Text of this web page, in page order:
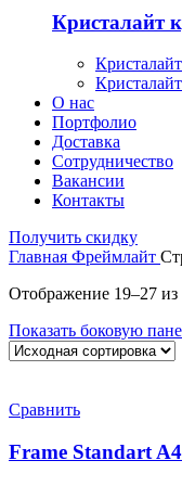
Кристалайт
О нас
Портфолио
Доставка
Сотрудничество
Вакансии
Контакты
Получить скидку
Главная Фреймлайт
Отображение 19–27 из
Показать боковую
Сравнить
Frame Standart